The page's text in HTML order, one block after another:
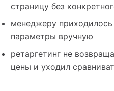
страницу без
менеджеру приходилось
параметры вручную
ретаргетинг не
цены и уходил